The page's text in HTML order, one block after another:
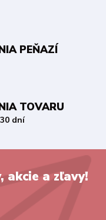
PEŇAZÍ
TOVARU
dní
akcie a zľavy!